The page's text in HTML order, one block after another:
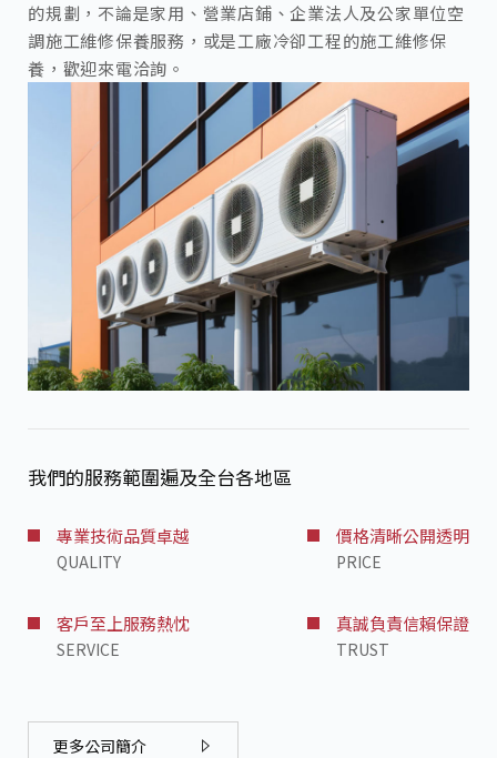
的規劃，不論是家用、營業店鋪、企業法人及公家單位空
調施工維修保養服務，或是工廠冷卻工程的施工維修保
養，歡迎來電洽詢。
我們的服務範圍遍及全台各地區
專業技術品質卓越
QUALITY
價格清晰公開透明
PRICE
客戶至上服務熱忱
SERVICE
真誠負責信賴保證
TRUST
更多公司簡介